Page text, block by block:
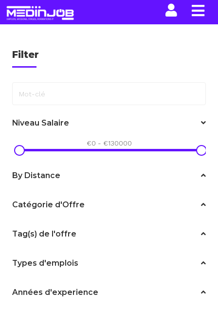
Filter
Niveau Salaire
€0 - €130000
By Distance
Catégorie d'Offre
Tag(s) de l'offre
Types d'emplois
Années d'experience